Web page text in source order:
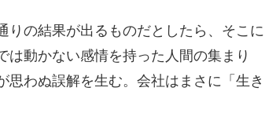
りの結果が出るものだとしたら、そこに
動かない感情を持った人間の集まり
わぬ誤解を生む。会社はまさに「生き